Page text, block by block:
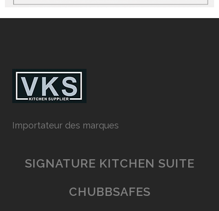
Importateur des marques
SIGNATURE KITCHEN SUITE
CHUBBSAFES